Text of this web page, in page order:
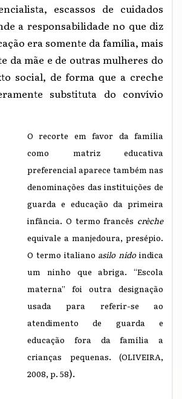
escassos de cuidados
a responsabilidade no que diz
era somente da família, mais
da mãe e de outras mulheres do
social, de forma que a creche
substituta do convívio
O recorte em favor da família
como matriz educativa
preferencial aparece também nas
denominações das instituições de
guarda e educação da primeira
infância. O termo francês crèche
equivale a manjedoura, presépio.
O termo italiano asilo nidoindica
um ninho que abriga. “Escola
materna” foi outra designação
usada para referir-se ao
atendimento de guarda e
educação fora da família a
crianças pequenas. (OLIVEIRA,
2008, p. 58).